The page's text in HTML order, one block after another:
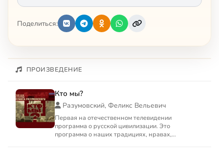
Поделиться:
ПРОИЗВЕДЕНИЕ
Кто мы?
Разумовский, Феликс Вельевич
Первая на отечественном телевидении
программа о русской цивилизации. Это
программа о наших традициях, нравах,